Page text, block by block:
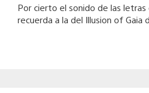
Por cierto el sonido de las letras
recuerda a la del Illusion of Gaia